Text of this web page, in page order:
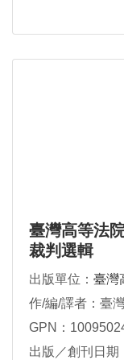
臺灣高等法
裁判選輯
出版單位： 臺灣
作/編/譯者：臺
GPN：
出版／創刊日期